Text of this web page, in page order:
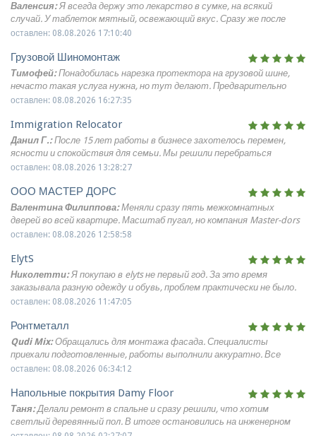
Валенсия:Я всегда держу это лекарство в сумке, на всякий
случай. У таблеток мятный, освежающий вкус. Сразу же после
приёма становится комфортнее, уходит тяжесть, перестаёт
оставлен: 08.08.2026 17:10:40
Грузовой Шиномонтаж
Тимофей:Понадобилась нарезка протектора на грузовой шине,
нечасто такая услуга нужна, но тут делают. Предварительно
обсудили параметры, мастер всё объяснил, как это повлияет на
сохранилась. Отдельно оценил, что не торопили и не гнали поток:
видно, что к задаче подходят ответственно. Хороший
шиномонтаж для серьёзной техники.
оставлен: 08.08.2026 16:27:35
Immigration Relocator
Данил Г.:После 15 лет работы в бизнесе захотелось перемен,
ясности и спокойствия для семьи. Мы решили перебраться
Аликанте, а всеми документами занимались Алекс и Ксени. Они
документов и помогли избежать задержек и отказов, прошли с
первого раза. Сейчас живём рядом с морем, дети быстро нашли
друзей, на душе стало спокойней и я теперь могу дальше смело
продолжать заниматься любимым делом, без внутренней тревоги.
оставлен: 08.08.2026 13:28:27
ООО МАСТЕР ДОРС
Валентина Филиппова:Меняли сразу пять межкомнатных
дверей во всей квартире. Масштаб пугал, но компания Master-dors
организовала процесс великолепно. Понравилось, что у них свой
изделия приехали без заводского брака, коробки были усилены.
Старую коробку выпиливали аккуратно, стены не повредили.
оставлен: 08.08.2026 12:58:58
ElytS
Николетти:Я покупаю в elyts не первый год. За это время
заказывала разную одежду и обувь, проблем практически не было.
Нравится, что есть возможность спокойно выбрать вещи,
современный онлайн бутик с большим выбором.
оставлен: 08.08.2026 11:47:05
Ронтметалл
Qudi Mix:Обращались для монтажа фасада. Специалисты
приехали подготовленные, работы выполнили аккуратно. Все
понравилось спасибо команде.
оставлен: 08.08.2026 06:34:12
Напольные покрытия Damy Floor
Таня:Делали ремонт в спальне и сразу решили, что хотим
светлый деревянный пол. В итоге остановились на инженерном